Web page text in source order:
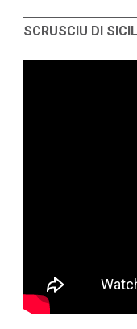
SCRUSCIU DI